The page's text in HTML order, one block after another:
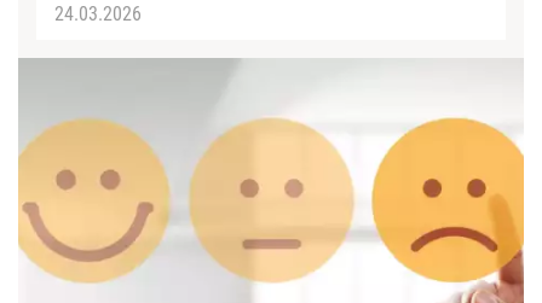
24.03.2026